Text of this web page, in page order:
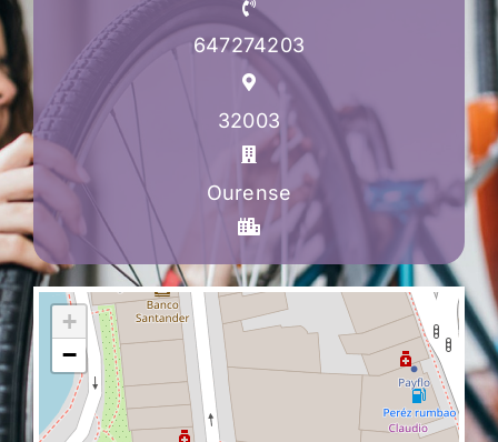
647274203
32003
Ourense
+
−